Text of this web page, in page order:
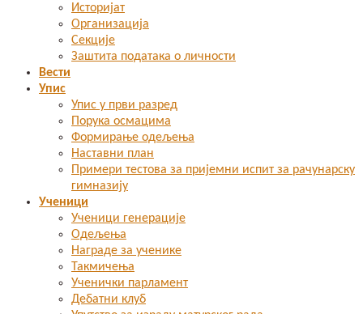
Историјат
Организација
Секције
Заштита података о личности
Вести
Упис
Упис у први разред
Порука осмацима
Формирање одељења
Наставни план
Примери тестова за пријемни испит за рачунарску
гимназију
Ученици
Ученици генерације
Одељења
Награде за ученике
Такмичења
Ученички парламент
Дебатни клуб